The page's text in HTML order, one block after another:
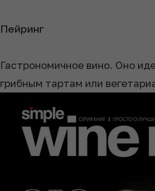
Пейринг
Гастрономичное вино. Оно
грибным тартам или